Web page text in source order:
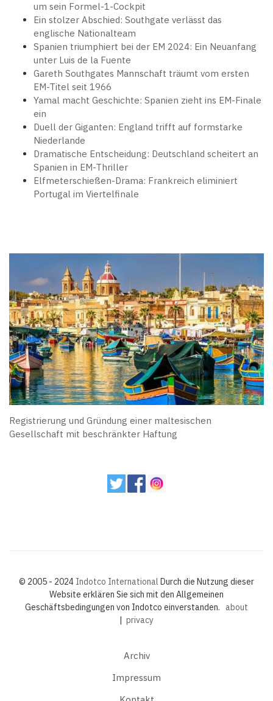
um sein Formel-1-Cockpit
Ein stolzer Abschied: Southgate verlässt das
englische Nationalteam
Spanien triumphiert bei der EM 2024: Ein Neuanfang
unter Luis de la Fuente
Gareth Southgates Mannschaft träumt vom ersten
EM-Titel seit 1966
Yamal macht Geschichte: Spanien zieht ins EM-Finale
ein
Duell der Giganten: England trifft auf formstarke
Niederlande
Dramatische Entscheidung: Deutschland scheitert an
Spanien in EM-Thriller
Elfmeterschießen-Drama: Frankreich eliminiert
Portugal im Viertelfinale
Registrierung und Gründung einer maltesischen
Gesellschaft mit beschränkter Haftung
© 2005 - 2024 Indotco International Durch die Nutzung dieser
Website erklären Sie sich mit den Allgemeinen
Geschäftsbedingungen von Indotco einverstanden. about
privacy
Archiv
Impressum